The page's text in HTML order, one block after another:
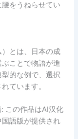
をうねらせてい
とは、日本の成
ことで物語が進
的な例で、選択
ています。
この作品はAI汉化
語版が提供され